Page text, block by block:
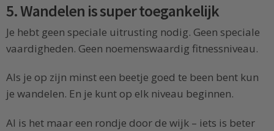
5. Wandelen is super toegankelijk
Je hebt geen speciale uitrusting nodig. Geen speciale
vaardigheden. Geen noemenswaardig fitnessniveau.
Als je op zijn minst een beetje goed te been bent kun
je wandelen. En je kunt op elk niveau beginnen.
Al is het maar een rondje door de wijk – iets is beter